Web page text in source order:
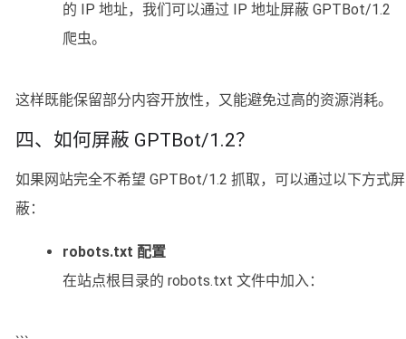
的 IP 地址，我们可以通过 IP 地址屏蔽 GPTBot/1.2
爬虫。
这样既能保留部分内容开放性，又能避免过高的资源消耗。
四、如何屏蔽 GPTBot/1.2？
如果网站完全不希望 GPTBot/1.2 抓取，可以通过以下方式屏
蔽：
robots.txt 配置
在站点根目录的 robots.txt 文件中加入：